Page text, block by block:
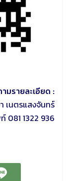
มรายละเอียด :
เนตรแสงจันทร์
081 1322 936